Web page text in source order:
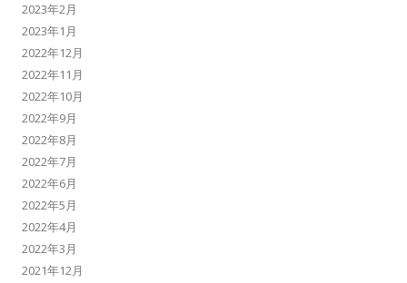
2023年2月
2023年1月
2022年12月
2022年11月
2022年10月
2022年9月
2022年8月
2022年7月
2022年6月
2022年5月
2022年4月
2022年3月
2021年12月